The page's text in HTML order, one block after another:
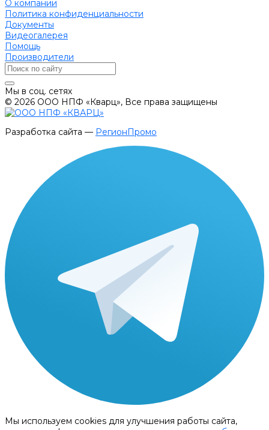
О компании
Политика конфиденциальности
Документы
Видеогалерея
Помощь
Производители
Мы в соц. сетях
© 2026 ООО НПФ «Кварц», Все права защищены
Разработка сайта — РегионПромо
Мы используем cookies для улучшения работы сайта,